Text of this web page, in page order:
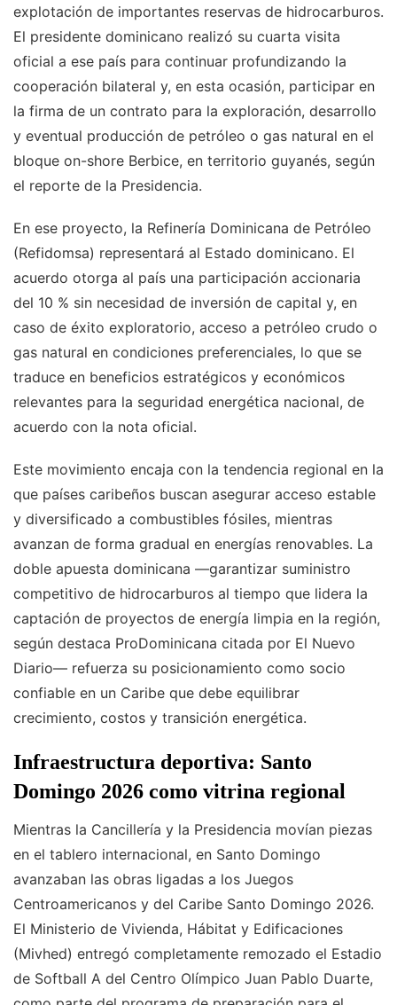
explotación de importantes reservas de hidrocarburos.
El presidente dominicano realizó su cuarta visita
oficial a ese país para continuar profundizando la
cooperación bilateral y, en esta ocasión, participar en
la firma de un contrato para la exploración, desarrollo
y eventual producción de petróleo o gas natural en el
bloque on-shore Berbice, en territorio guyanés, según
el reporte de la Presidencia.
En ese proyecto, la Refinería Dominicana de Petróleo
(Refidomsa) representará al Estado dominicano. El
acuerdo otorga al país una participación accionaria
del 10 % sin necesidad de inversión de capital y, en
caso de éxito exploratorio, acceso a petróleo crudo o
gas natural en condiciones preferenciales, lo que se
traduce en beneficios estratégicos y económicos
relevantes para la seguridad energética nacional, de
acuerdo con la nota oficial.
Este movimiento encaja con la tendencia regional en la
que países caribeños buscan asegurar acceso estable
y diversificado a combustibles fósiles, mientras
avanzan de forma gradual en energías renovables. La
doble apuesta dominicana —garantizar suministro
competitivo de hidrocarburos al tiempo que lidera la
captación de proyectos de energía limpia en la región,
según destaca ProDominicana citada por El Nuevo
Diario— refuerza su posicionamiento como socio
confiable en un Caribe que debe equilibrar
crecimiento, costos y transición energética.
Infraestructura deportiva: Santo
Domingo 2026 como vitrina regional
Mientras la Cancillería y la Presidencia movían piezas
en el tablero internacional, en Santo Domingo
avanzaban las obras ligadas a los Juegos
Centroamericanos y del Caribe Santo Domingo 2026.
El Ministerio de Vivienda, Hábitat y Edificaciones
(Mivhed) entregó completamente remozado el Estadio
de Softball A del Centro Olímpico Juan Pablo Duarte,